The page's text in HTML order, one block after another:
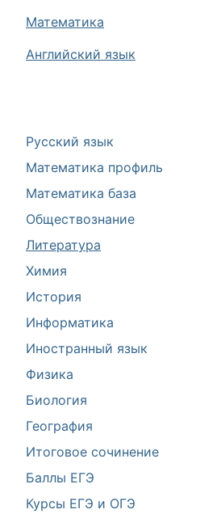
Русский язык
Математика профиль
Математика база
Обществознание
Литература
Химия
История
Информатика
Иностранный язык
Физика
Биология
География
Итоговое сочинение
Баллы ЕГЭ
Курсы ЕГЭ и ОГЭ
Математика
Английский язык